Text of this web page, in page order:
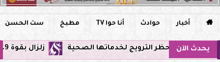
 أخبار حوادث أنا حوا TV مطبخ ست الحسن
يحدث الآن زلزال بقوة 5.9 ريختر يشعر به سكان القاهرة وعدة محافظات.. مركزه شرق البحر المتوسط مصر وحظر الترويج لخدماتها الصحية